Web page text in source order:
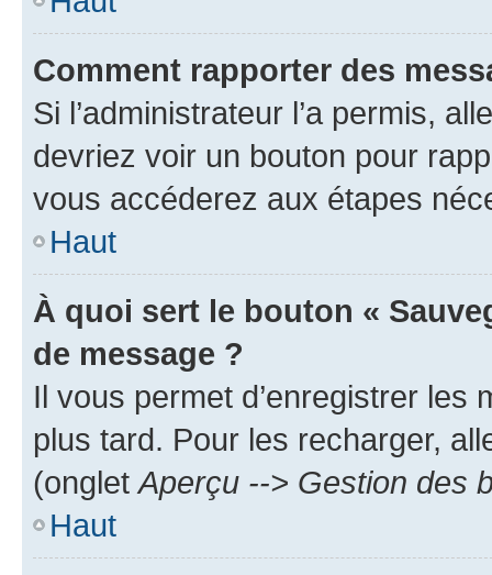
Comment rapporter des
Si l’administrateur l’a permis,
devriez voir un bouton pour
vous accéderez aux étapes
Haut
À quoi sert le bouton «
de message ?
Il vous permet d’enregistrer
plus tard. Pour les recharger,
(ongletAperçu --> Gestion des
Haut